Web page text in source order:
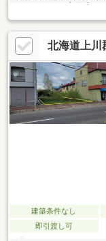
あります！□太陽光
雪槽やロードヒーテ
中学生以下の医療費
す！□不整形地のため
北海道上川
建築条件なし
即引渡し可